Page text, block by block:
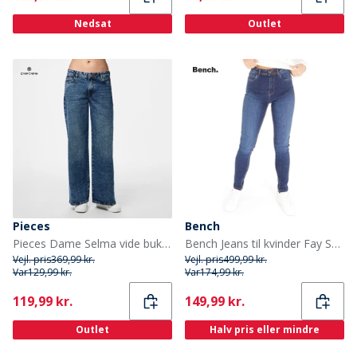
Nedsat Outlet
Pieces
Pieces Dame Selma vide bukser Medium Blue Denim
Vejl. pris369,99 kr.
Var129,99 kr.
Current
119,99 kr.
Outlet
Bench
Bench Jeans til kvinder Fay Skinny Dark Wash
Vejl. pris499,99 kr.
Var174,99 kr.
Current
149,99 kr.
Halv pris eller mindre